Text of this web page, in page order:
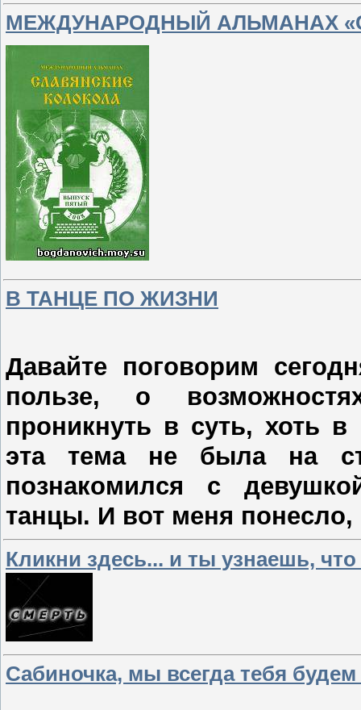
МЕЖДУНАРОДНЫЙ АЛЬМАНАХ
В ТАНЦЕ ПО ЖИЗНИ
Давайте поговорим
пользе, о
проникнуть в суть, хоть
эта тема не была на
познакомился с
танцы. И вот меня понесло,
Кликни здесь... и ты узнаешь, что
Сабиночка, мы всегда тебя